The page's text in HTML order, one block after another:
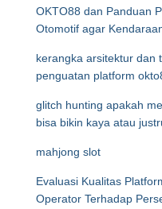
OKTO88 dan Panduan
Otomotif agar
kerangka arsitektur dan
penguatan platform
glitch hunting apakah
bisa bikin kaya atau
mahjong slot
Evaluasi Kualitas
Operator Terhadap